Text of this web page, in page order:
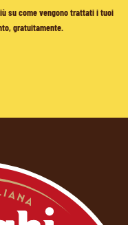
su come vengono trattati i tuoi
gratuitamente.